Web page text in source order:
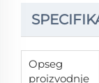
Opseg
proizvodnje